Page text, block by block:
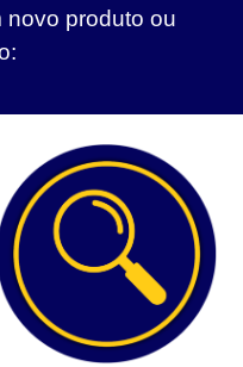
novo produto ou